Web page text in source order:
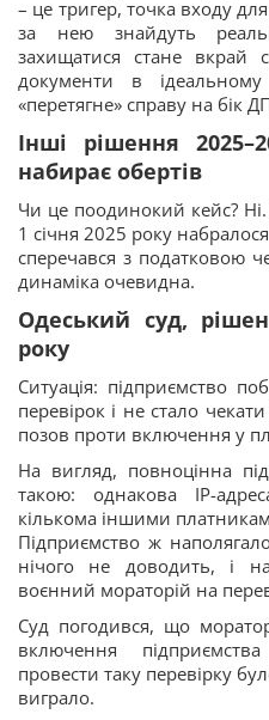
– це тригер, точка входу
за нею знайдуть
захищатися стане вкрай
документи в
«перетягне» справу на бік
Інші рішення
набирає обертів
Чи це поодинокий кейс? Ні.
1 січня 2025 року
сперечався з податковою
динаміка очевидна.
Одеський суд,
року
Ситуація: підприємство
перевірок і не стало
позов проти включення у
На вигляд, повноцінна
такою: однакова IP-
кількома іншими
Підприємство ж
нічого не доводить, і
воєнний мораторій на
Суд погодився, що
включення
провести таку перевірку
виграло.